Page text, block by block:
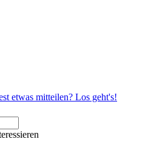
etwas mitteilen? Los geht's!